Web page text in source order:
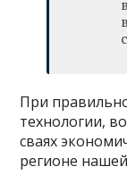
При
технологии,
сваях
регионе